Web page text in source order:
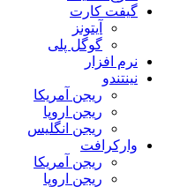
گیفت کارت
آیتونز
گوگل پلی
نرم افزار
نینتندو
ریجن آمریکا
ریجن اروپا
ریجن انگلیس
وارکرافت
ریجن آمریکا
ریجن اروپا